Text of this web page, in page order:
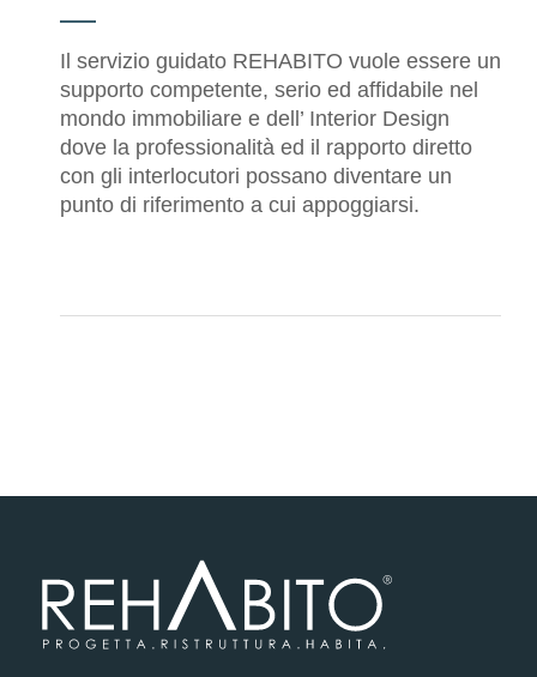
Il servizio guidato REHABITO vuole essere un
supporto competente, serio ed affidabile nel
mondo immobiliare e dell’ Interior Design
dove la professionalità ed il rapporto diretto
con gli interlocutori possano diventare un
punto di riferimento a cui appoggiarsi.